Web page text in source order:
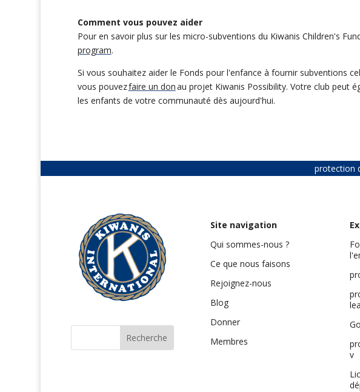
Comment vous pouvez aider
Pour en savoir plus sur les micro-subventions du Kiwanis Children's
program.
Si vous souhaitez aider le Fonds pour l'enfance à fournir subventions
vous pouvezfaire un donau projet Kiwanis Possibility. Votre club peut
les enfants de votre communauté dès aujourd'hui.
protection
Site navigation
Qui sommes-nous ?
Ce que nous faisons
Rejoignez-nous
Blog
Donner
Membres
v